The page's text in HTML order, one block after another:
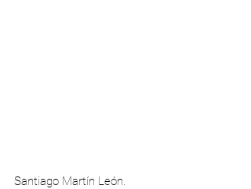
Santiago Martín León.